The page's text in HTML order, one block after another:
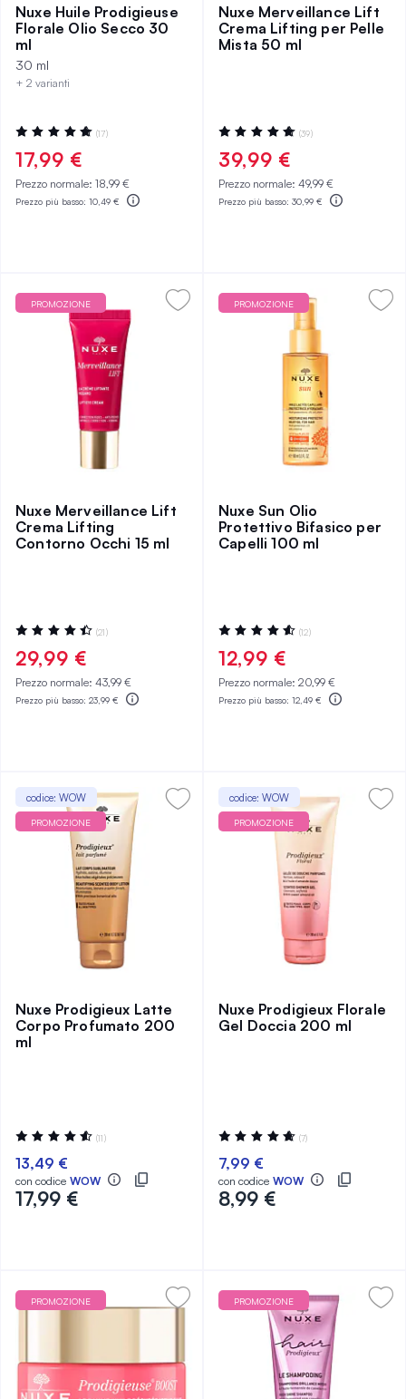
Nuxe Huile Prodigieuse
Florale Olio Secco 30
ml
30 ml
+ 2 varianti
Valutazione:
99%
(17)
17,99 €
Prezzo normale: 18,99 €
Prezzo più basso: 10,49 €
Nuxe Merveillance Lift
Crema Lifting per Pelle
Mista 50 ml
Valutazione:
96%
(39)
39,99 €
Prezzo normale: 49,99 €
Prezzo più basso: 30,99 €
PROMOZIONE
Nuxe Merveillance Lift
Crema Lifting
Contorno Occhi 15 ml
Valutazione:
90%
(21)
29,99 €
Prezzo normale: 43,99 €
Prezzo più basso: 23,99 €
PROMOZIONE
Nuxe Sun Olio
Protettivo Bifasico per
Capelli 100 ml
Valutazione:
93%
(12)
12,99 €
Prezzo normale: 20,99 €
Prezzo più basso: 12,49 €
codice: WOW
PROMOZIONE
Nuxe Prodigieux Latte
Corpo Profumato 200
ml
Valutazione:
93%
(11)
13,49 €
con codice WOW
17,99 €
codice: WOW
PROMOZIONE
Nuxe Prodigieux Florale
Gel Doccia 200 ml
Valutazione:
95%
(7)
7,99 €
con codice WOW
8,99 €
PROMOZIONE PROMOZIONE